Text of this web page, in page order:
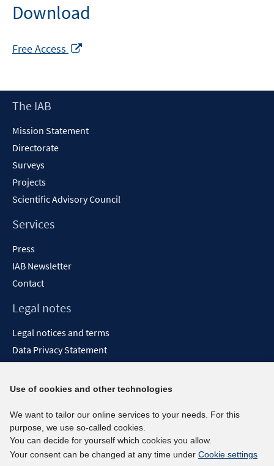
Download
Free Access
new
Footer
The IAB
Mission Statement
Directorate
Surveys
Projects
Scientific Advisory Council
Services
Press
IAB Newsletter
Contact
Legal notes
Legal notices and terms
Data Privacy Statement
Report Accessibility
Social media channels
BlueSky
YouTube
Use of cookies and other technologies
We want to tailor our online services to your needs. For this
purpose, we use so-called cookies.
You can decide for yourself which cookies you allow.
Your consent can be changed at any time under Cookie settings